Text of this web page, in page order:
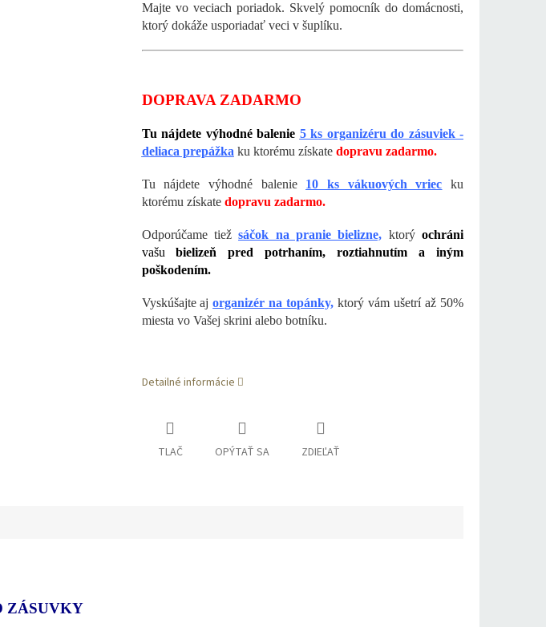
Majte vo veciach poriadok. Skvelý pomocník do domácnosti,
ktorý dokáže usporiadať veci v šuplíku.
DOPRAVA ZADARMO
Tu nájdete výhodné balenie 5 ks organizéru do zásuviek -
deliaca prepážka ku ktorému získatedopravu zadarmo.
Tu nájdete výhodné balenie 10 ks vákuových vriec
ku
ktorému získatedopravu zadarmo.
Odporúčame tiežsáčok na pranie bielizne, ktorýochráni
vašubielizeň pred potrhaním, roztiahnutím a iným
poškodením.
Vyskúšajte ajorganizér na topánky, ktorý vám ušetrí až 50%
miesta vo Vašej skrini alebo botníku.
Detailné informácie
TLAČ OPÝTAŤ SA ZDIEĽAŤ
ZÁSUVKY